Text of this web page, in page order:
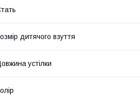
дитячого взуття
устілки